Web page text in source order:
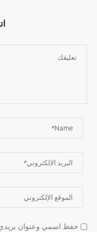
حفظ اسمي وعنوان بريدي